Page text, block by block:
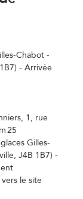
Chabot -
- Arrivée
1, rue
25
Gilles-
J4B 1B7) -
le site